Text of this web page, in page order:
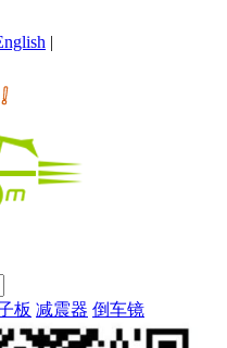
|
板 减震器 倒车镜